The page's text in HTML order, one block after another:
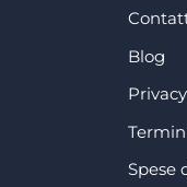
Blog
Spese